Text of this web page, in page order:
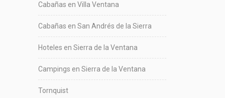
Cabañas en Villa Ventana
Cabañas en San Andrés de la Sierra
Hoteles en Sierra de la Ventana
Campings en Sierra de la Ventana
Tornquist